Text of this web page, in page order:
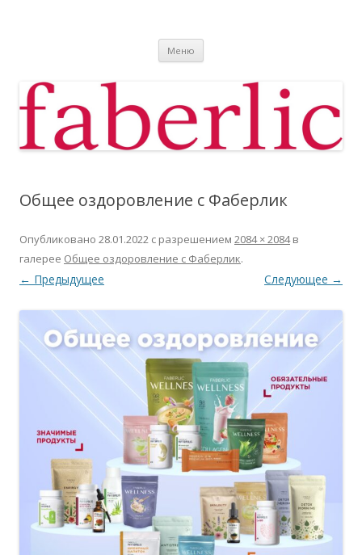
Меню
Общее оздоровление с Фаберлик
Опубликовано 28.01.2022 с разрешением 2084 × 2084в
галерее Общее оздоровление с Фаберлик.
← Предыдущее Следующее →